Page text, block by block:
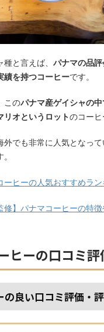
と言えば、 パナマの品
績を持つコーヒーです。
このパナマ産ゲイシャの
リオというロットのコーヒ
外でも非常に人気となっ
ーヒーの人気おすすめラ
修】パナマコーヒーの特
ヒーの口コミ評
の良い口コミ評価・